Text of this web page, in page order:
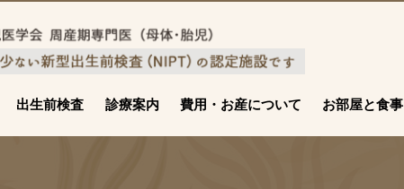
出生前検査 診療案内 費用・お産について お部屋と食事